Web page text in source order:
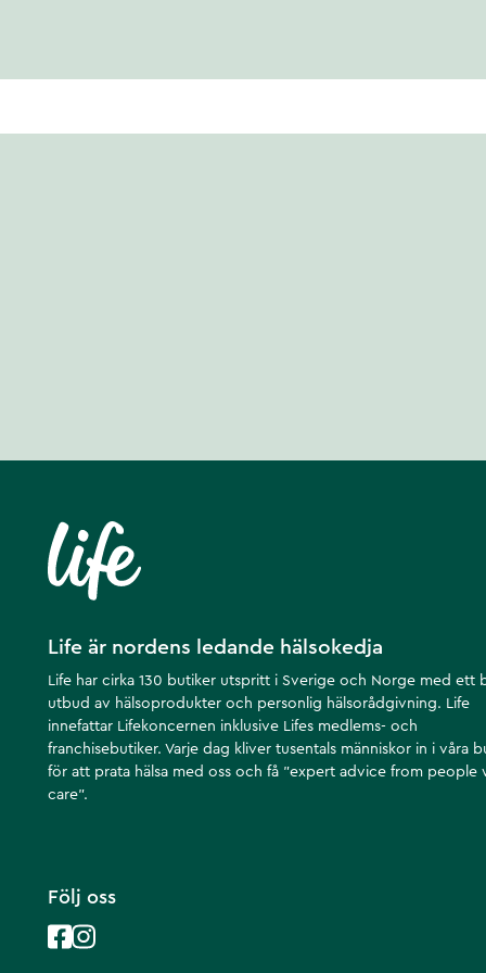
Life är nordens ledande hälsokedja
Life har cirka 130 butiker utspritt i Sverige och Norge med ett
utbud av hälsoprodukter och personlig hälsorådgivning. Life
innefattar Lifekoncernen inklusive Lifes medlems- och
franchisebutiker. Varje dag kliver tusentals människor in i våra
för att prata hälsa med oss och få ”expert advice from people
care”.
Följ oss